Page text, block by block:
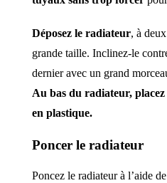
Déposez le radiateur, à
grande taille. Inclinez-le
dernier avec un grand
Au bas du radiateur,
en plastique.
Poncer le radiateur
Poncez le radiateur à l’aide de